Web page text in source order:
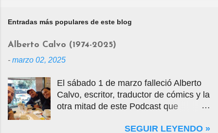
Entradas más populares de este blog
Alberto Calvo (1974-2025)
- marzo 02, 2025
El sábado 1 de marzo falleció Alberto
Calvo, escritor, traductor de cómics y la
otra mitad de este Podcast que
14 años. La foto que ven es una selfie
SEGUIR LEYENDO »